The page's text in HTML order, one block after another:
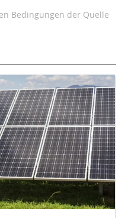
Bedingungen der Quelle